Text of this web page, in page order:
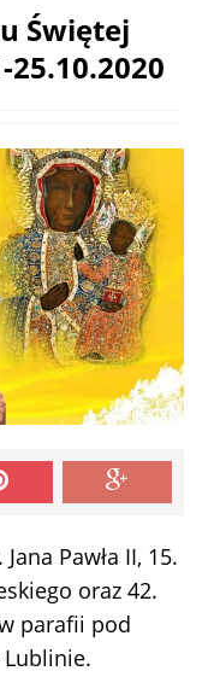
Świętej
Pawła II, 15.
oraz 42.
parafii pod